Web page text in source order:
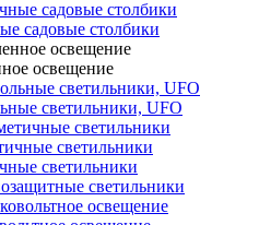
садовые столбики
освещение
светильники, UFO
светильники
светильники
светильники